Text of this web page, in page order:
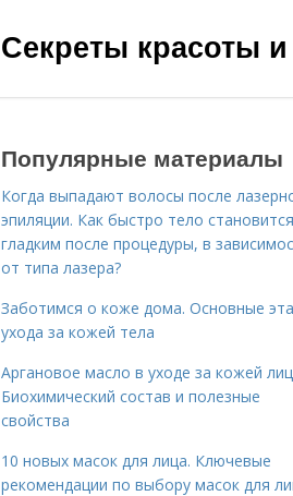
Секреты красоты
Популярные материалы
Когда выпадают волосы после
эпиляции. Как быстро тело становится
гладким после процедуры, в
от типа лазера?
Заботимся о коже дома. Основные
ухода за кожей тела
Аргановое масло в уходе за кожей
Биохимический состав и полезные
свойства
10 новых масок для лица. Ключевые
рекомендации по выбору масок для